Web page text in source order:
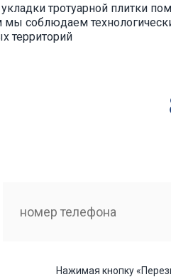
тротуарной плитки
соблюдаем
территорий
Нажимая кнопку